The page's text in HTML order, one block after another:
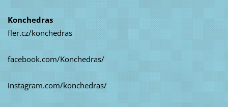
Konchedras
fler.cz/konchedras
facebook.com/Konchedras/
instagram.com/konchedras/